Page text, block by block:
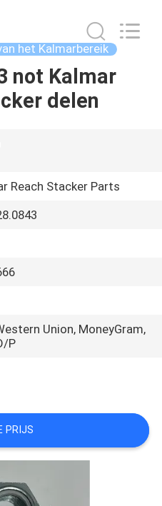
het Kalmarbereik
not Kalmar
delen
Reach Stacker Parts
Union, MoneyGram,
P
PRIJS